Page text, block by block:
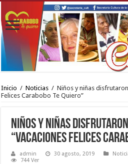
Inicio / Noticias / Niños y niñas
Felices Carabobo Te Quiero”
Niños y niñas
“Vacaciones Felices
admin 30 agosto, 2019
744 Ver